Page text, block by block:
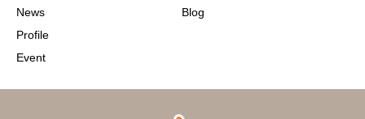
News
Profile
Event
Blog